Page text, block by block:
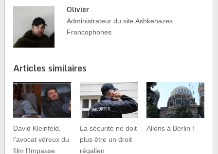
Olivier
Administrateur du site Ashkenazes
Francophones
Articles similaires
David Kleinfeld,
l’avocat véreux du
film l’Impasse
La sécurité ne doit
plus être un droit
régalien
Allons à Berlin !